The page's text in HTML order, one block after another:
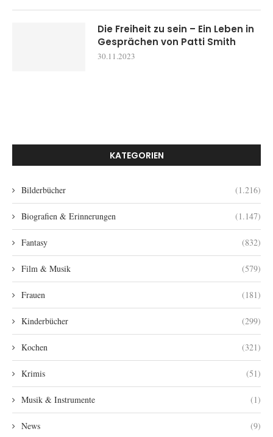
Die Freiheit zu sein – Ein Leben in
Gesprächen von Patti Smith
30.11.2023
KATEGORIEN
Bilderbücher (1.216)
Biografien & Erinnerungen (1.147)
Fantasy (832)
Film & Musik (579)
Frauen (181)
Kinderbücher (299)
Kochen (321)
Krimis (51)
Musik & Instrumente (1)
News (9)